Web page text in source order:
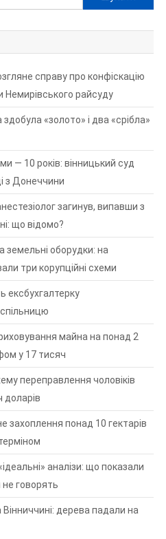
справу про конфіскацію
Немирівського райсуду
«золото» і два «срібла»
— 10 років: вінницький суд
з Донеччини
загинув, випавши з
що відомо?
земельні оборудки: на
три корупційні схеми
ексбухгалтерку
спільницю
майна на понад 2
у 17 тисяч
переправлення чоловіків
доларів
захоплення понад 10 гектарів
аналізи: що показали
говорять
дерева падали на